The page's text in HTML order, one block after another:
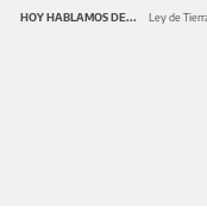
HOY HABLAMOS DE... Ley de